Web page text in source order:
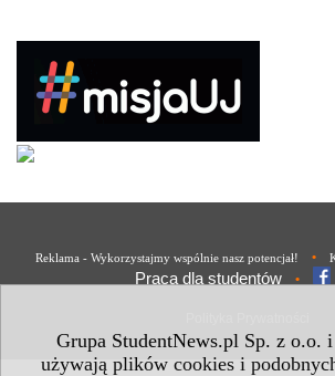
Grupa StudentNews.pl Sp. z o.o.
używają plików cookies i
Reklama - Wykorzystajmy wspólnie nasz potencjał! •
Praca dla studentów •